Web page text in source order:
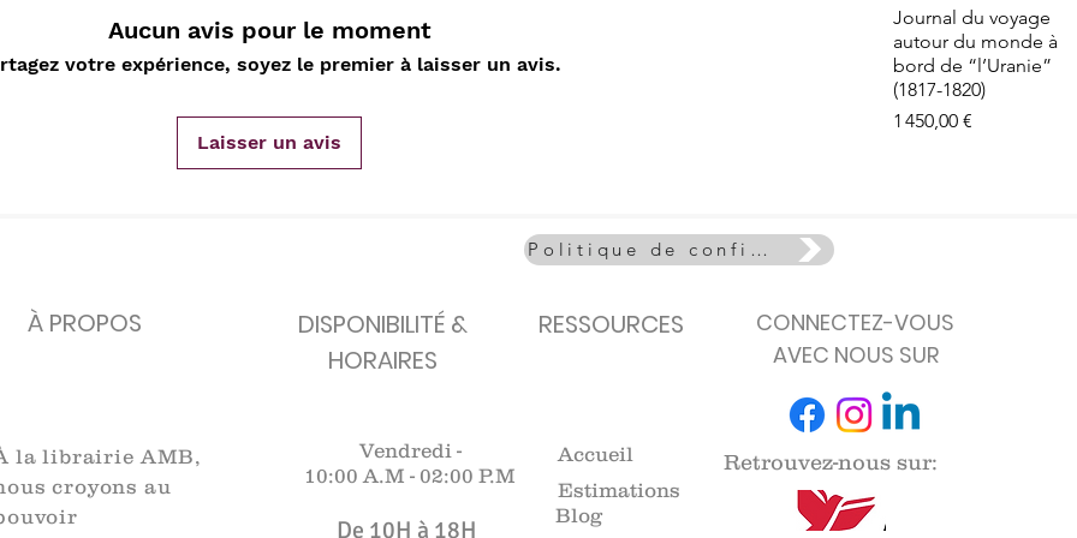
Aucun avis pour le moment
votre expérience, soyez le premier à laisser un avis.
Laisser un avis
Aperçu rapide
Journal du voyage
autour du monde à
bord de “l’Uranie”
(1817-1820)
Prix
1 450,00 €
Mourlot lithographie
Rupture de stock
ancienne
Rupture de stock
Rupture de stock
Politique de confidentialité
À PROPOS
DISPONIBILITÉ &
HORAIRES
RESSOURCES
CONNECTEZ-VOUS
AVEC NOUS SUR
la librairie AMB,
croyons au
Vendredi -
10:00 A.M - 02:00 P.M
De 10H à 18H​​​
Accueil
Estimations
Blog
Retrouvez-nous sur: